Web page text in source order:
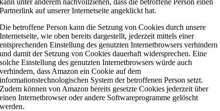
kann unter anderem nachvollziehen, dass die betroffene Person einen
Partnerlink auf unserer Internetseite angeklickt hat.
Die betroffene Person kann die Setzung von Cookies durch unsere
Internetseite, wie oben bereits dargestellt, jederzeit mittels einer
entsprechenden Einstellung des genutzten Internetbrowsers verhindern
und damit der Setzung von Cookies dauerhaft widersprechen. Eine
solche Einstellung des genutzten Internetbrowsers würde auch
verhindern, dass Amazon ein Cookie auf dem
informationstechnologischen System der betroffenen Person setzt.
Zudem können von Amazon bereits gesetzte Cookies jederzeit über
einen Internetbrowser oder andere Softwareprogramme gelöscht
werden.